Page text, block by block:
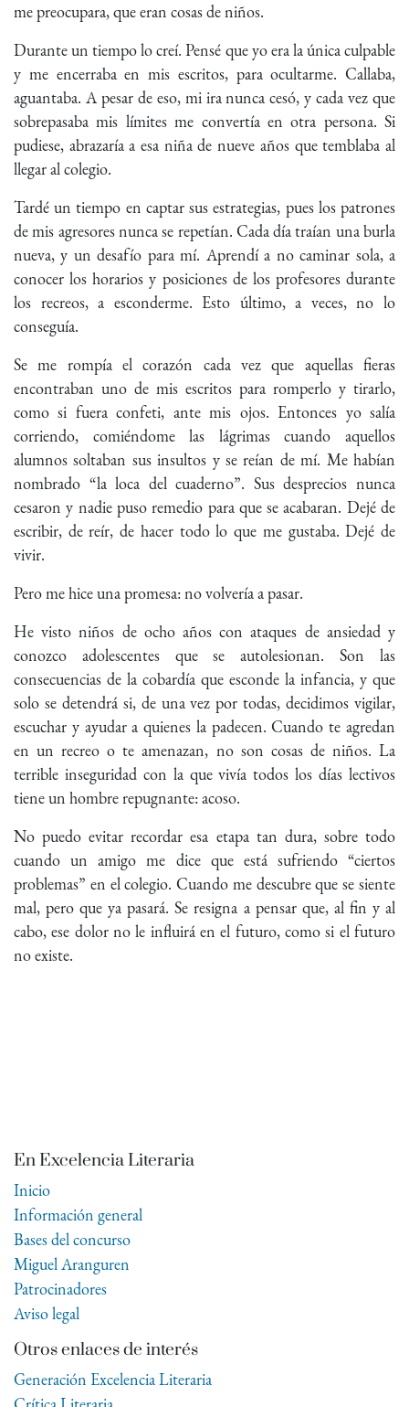
me preocupara, que eran cosas de niños.
Durante un tiempo lo creí. Pensé que yo era la única culpable
y me encerraba en mis escritos, para ocultarme. Callaba,
aguantaba. A pesar de eso, mi ira nunca cesó, y cada vez que
sobrepasaba mis límites me convertía en otra persona. Si
pudiese, abrazaría a esa niña de nueve años que temblaba al
llegar al colegio.
Tardé un tiempo en captar sus estrategias, pues los patrones
de mis agresores nunca se repetían. Cada día traían una burla
nueva, y un desafío para mí. Aprendí a no caminar sola, a
conocer los horarios y posiciones de los profesores durante
los recreos, a esconderme. Esto último, a veces, no lo
conseguía.
Se me rompía el corazón cada vez que aquellas fieras
encontraban uno de mis escritos para romperlo y tirarlo,
como si fuera confeti, ante mis ojos. Entonces yo salía
corriendo, comiéndome las lágrimas cuando aquellos
alumnos soltaban sus insultos y se reían de mí. Me habían
nombrado “la loca del cuaderno”. Sus desprecios nunca
cesaron y nadie puso remedio para que se acabaran. Dejé de
escribir, de reír, de hacer todo lo que me gustaba. Dejé de
vivir.
Pero me hice una promesa: no volvería a pasar.
He visto niños de ocho años con ataques de ansiedad y
conozco adolescentes que se autolesionan. Son las
consecuencias de la cobardía que esconde la infancia, y que
solo se detendrá si, de una vez por todas, decidimos vigilar,
escuchar y ayudar a quienes la padecen. Cuando te agredan
en un recreo o te amenazan, no son cosas de niños. La
terrible inseguridad con la que vivía todos los días lectivos
tiene un hombre repugnante: acoso.
No puedo evitar recordar esa etapa tan dura, sobre todo
cuando un amigo me dice que está sufriendo “ciertos
problemas” en el colegio. Cuando me descubre que se siente
mal, pero que ya pasará. Se resigna a pensar que, al fin y al
cabo, ese dolor no le influirá en el futuro, como si el futuro
no existe.
En Excelencia Literaria
Inicio
Información general
Bases del concurso
Miguel Aranguren
Patrocinadores
Aviso legal
Otros enlaces de interés
Generación Excelencia Literaria